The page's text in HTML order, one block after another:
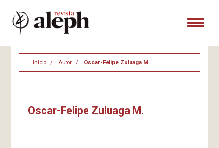
Inicio Autor Oscar-Felipe Zuluaga M.
Oscar-Felipe Zuluaga M.